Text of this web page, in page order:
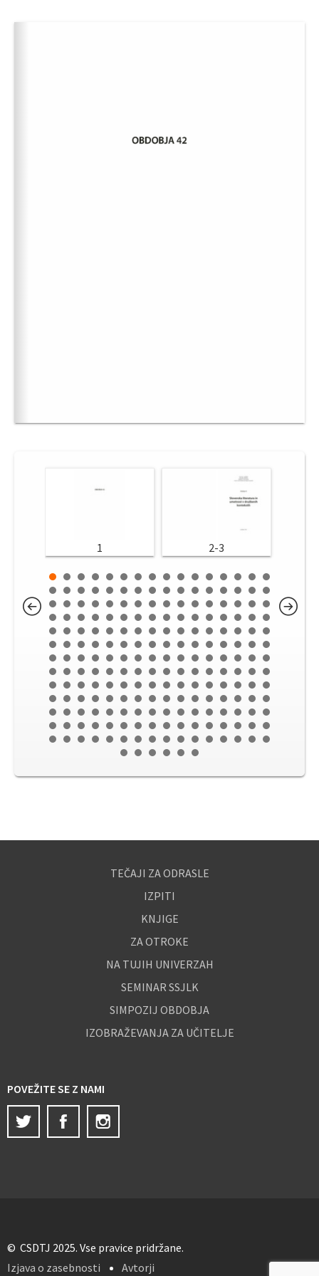
1 2-3
TEČAJI ZA ODRASLE
IZPITI
KNJIGE
ZA OTROKE
NA TUJIH UNIVERZAH
SEMINAR SSJLK
SIMPOZIJ OBDOBJA
IZOBRAŽEVANJA ZA UČITELJE
POVEŽITE SE Z NAMI
Twitter
Facebook
© CSDTJ 2025. Vse pravice pridržane.
Izjava o zasebnosti
Avtorji